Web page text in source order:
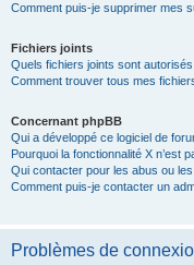
Comment puis-je supprimer mes
Fichiers joints
Quels fichiers joints sont
Comment trouver tous mes
Concernant phpBB
Qui a développé ce logiciel de
Pourquoi la fonctionnalité X n’est
Qui contacter pour les abus ou
Comment puis-je contacter un
Problèmes de